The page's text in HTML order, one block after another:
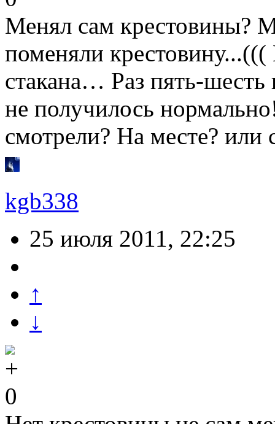
Менял сам крестовины?
поменяли
стакана… Раз пять-
не получилось
смотрели? На месте? или
kgb338
25 июля 2011, 22:25
↑
↓
0